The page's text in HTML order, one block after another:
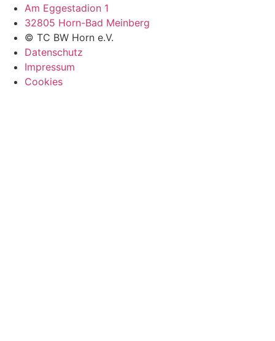
Am Eggestadion 1
32805 Horn-Bad Meinberg
© TC BW Horn e.V.
Datenschutz
Impressum
Cookies